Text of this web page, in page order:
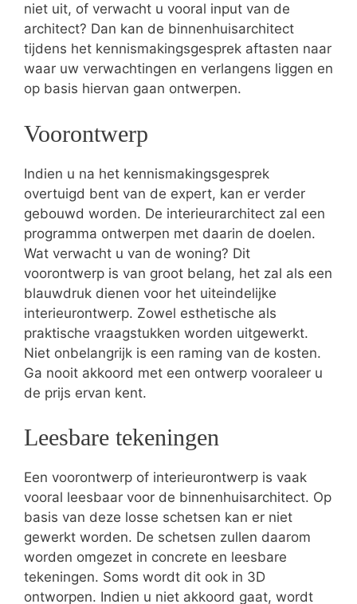
niet uit, of verwacht u vooral input van de
architect? Dan kan de binnenhuisarchitect
tijdens het kennismakingsgesprek aftasten naar
waar uw verwachtingen en verlangens liggen en
op basis hiervan gaan ontwerpen.
Voorontwerp
Indien u na het kennismakingsgesprek
overtuigd bent van de expert, kan er verder
gebouwd worden. De interieurarchitect zal een
programma ontwerpen met daarin de doelen.
Wat verwacht u van de woning? Dit
voorontwerp is van groot belang, het zal als een
blauwdruk dienen voor het uiteindelijke
interieurontwerp. Zowel esthetische als
praktische vraagstukken worden uitgewerkt.
Niet onbelangrijk is een raming van de kosten.
Ga nooit akkoord met een ontwerp vooraleer u
de prijs ervan kent.
Leesbare tekeningen
Een voorontwerp of interieurontwerp is vaak
vooral leesbaar voor de binnenhuisarchitect. Op
basis van deze losse schetsen kan er niet
gewerkt worden. De schetsen zullen daarom
worden omgezet in concrete en leesbare
tekeningen. Soms wordt dit ook in 3D
ontworpen. Indien u niet akkoord gaat, wordt